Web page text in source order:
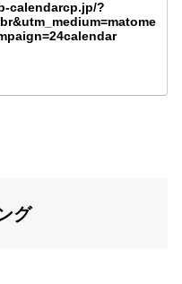
calendarcp.jp/?
グ